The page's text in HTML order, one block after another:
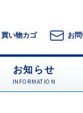
買い物カゴ お
お知らせ
INFORMATION